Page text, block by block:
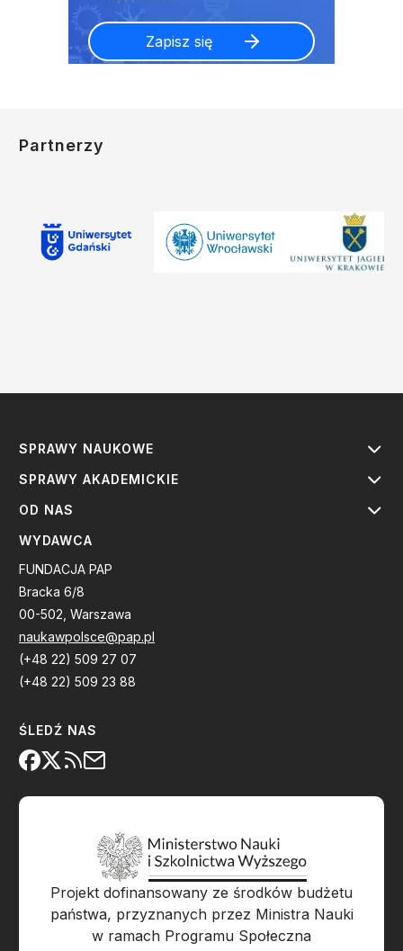
Partnerzy
SPRAWY NAUKOWE
SPRAWY AKADEMICKIE
OD NAS
WYDAWCA
FUNDACJA PAP
Bracka 6/8
00-502, Warszawa
naukawpolsce@pap.pl
(+48 22) 509 27 07
(+48 22) 509 23 88
ŚLEDŹ NAS
Projekt dofinansowany ze środków budżetu
państwa, przyznanych przez Ministra Nauki
w ramach Programu Społeczna